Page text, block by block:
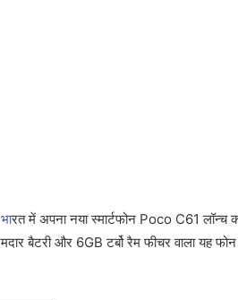
रत में अपना नया स्मार्टफोन Poco C61 लॉन्च
बैटरी और 6GB टर्बो रैम फीचर वाला यह